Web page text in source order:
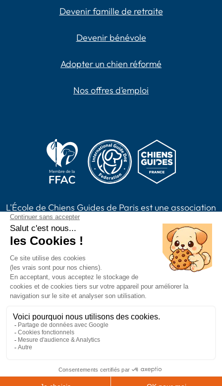
Devenir famille de retraite
Devenir bénévole
Adopter un chien réformé
Nos offres d’emploi
L'École de Chiens Guides de Paris est une association
loi 1901, reconnue d'intérêt général habilitée à
recevoir des dons, legs, assurances vie et à émettre
des reçus fiscaux. L'association est membre de Chiens
Guides France.
Politique de confidentialité|CGV|
Accessibilité : partiellement conforme